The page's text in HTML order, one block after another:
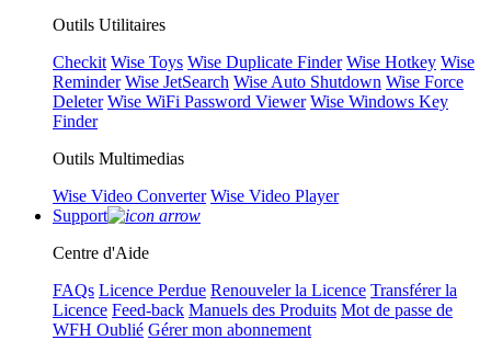
Outils Utilitaires
Checkit Wise Toys Wise Duplicate Finder Wise Hotkey Wise
Reminder Wise JetSearch Wise Auto Shutdown Wise Force
Deleter Wise WiFi Password Viewer Wise Windows Key
Finder
Outils Multimedias
Wise Video Converter Wise Video Player
Support
Centre d'Aide
FAQs Licence Perdue Renouveler la Licence Transférer la
Licence Feed-back Manuels des Produits Mot de passe de
WFH Oublié Gérer mon abonnement